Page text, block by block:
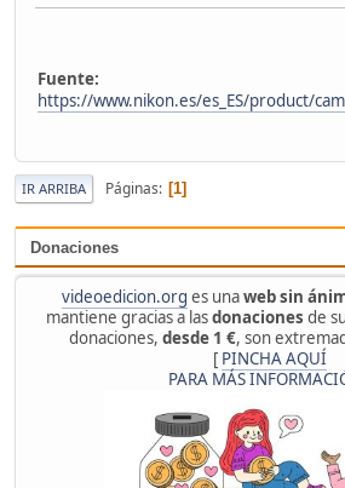
Donaciones
videoedicion.org es unaweb sin
mantiene gracias a lasdonaciones de
donaciones, desde 1 €, son
[ PINCHA AQUÍ
PARA MÁS
Fuente:
https://www.nikon.es/es_ES/product/
IR ARRIBA Páginas 1